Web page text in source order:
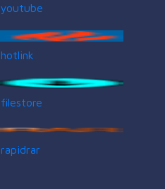
youtube
hotlink
filestore
rapidrar